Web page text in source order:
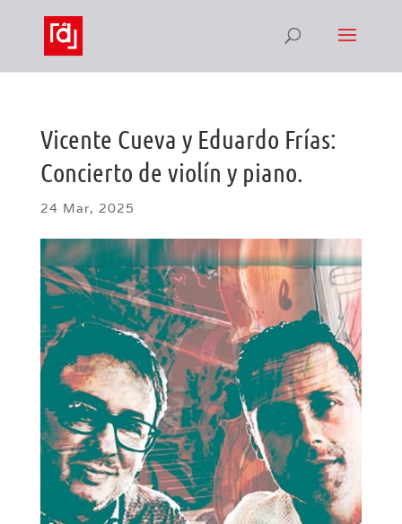
Vicente Cueva y Eduardo Frías:
Concierto de violín y piano.
24 Mar, 2025